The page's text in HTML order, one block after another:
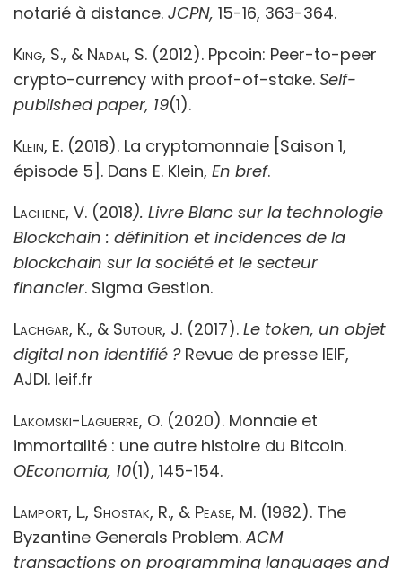
notarié à distance. JCPN, 15-16, 363-364.
King, S., & Nadal, S. (2012). Ppcoin: Peer-to-peer
crypto-currency with proof-of-stake. Self-
published paper, 19(1).
Klein, E. (2018). La cryptomonnaie [Saison 1,
épisode 5]. Dans E. Klein, En bref.
Lachene, V. (2018). Livre Blanc sur la technologie
Blockchain : définition et incidences de la
blockchain sur la société et le secteur
financier. Sigma Gestion.
Lachgar, K., & Sutour, J. (2017). Le token, un objet
digital non identifié ? Revue de presse IEIF,
AJDI. Ieif.fr
Lakomski-Laguerre, O. (2020). Monnaie et
immortalité : une autre histoire du Bitcoin.
OEconomia, 10(1), 145-154.
Lamport, L., Shostak, R., & Pease, M. (1982). The
Byzantine Generals Problem. ACM
transactions on programming languages and